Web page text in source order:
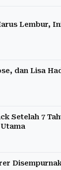
Lembur,
dan Lisa
Setelah 7